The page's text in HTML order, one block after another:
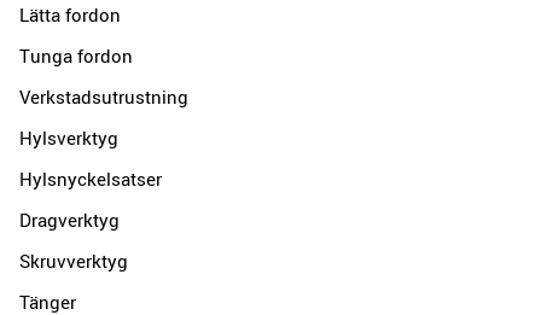
Lätta fordon
Tunga fordon
Verkstadsutrustning
Hylsverktyg
Hylsnyckelsatser
Dragverktyg
Skruvverktyg
Tänger